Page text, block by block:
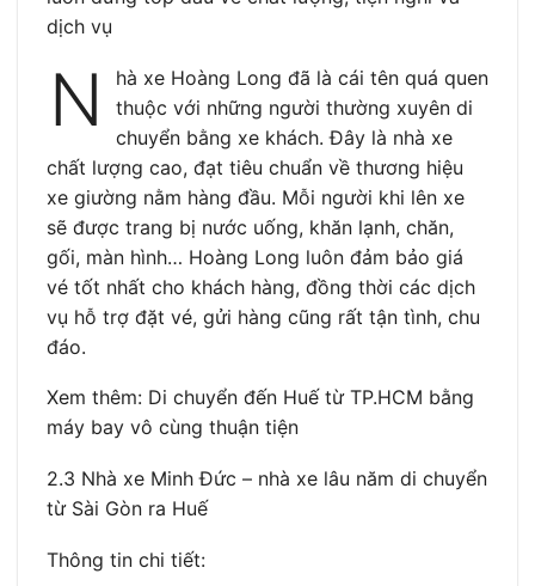
dịch vụ
N
hà xe Hoàng Long đã là cái tên quá quen
thuộc với những người thường xuyên di
chuyển bằng xe khách. Đây là nhà xe
chất lượng cao, đạt tiêu chuẩn về thương hiệu
xe giường nằm hàng đầu. Mỗi người khi lên xe
sẽ được trang bị nước uống, khăn lạnh, chăn,
gối, màn hình… Hoàng Long luôn đảm bảo giá
vé tốt nhất cho khách hàng, đồng thời các dịch
vụ hỗ trợ đặt vé, gửi hàng cũng rất tận tình, chu
đáo.
Xem thêm: Di chuyển đến Huế từ TP.HCM bằng
máy bay vô cùng thuận tiện
2.3 Nhà xe Minh Đức – nhà xe lâu năm di chuyển
từ Sài Gòn ra Huế
Thông tin chi tiết: